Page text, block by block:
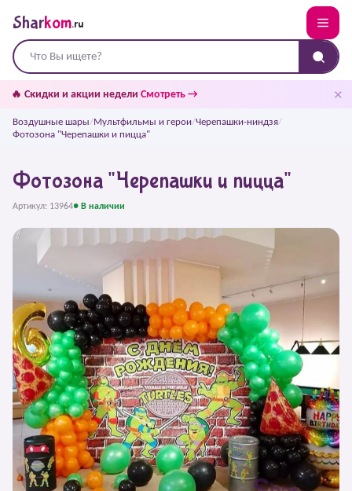
Sharkom.ru
🔥 Скидки и акции недели Смотреть → ✕
Воздушные шары/Мультфильмы и герои/Черепашки-ниндзя/
Фотозона "Черепашки и пицца"
Фотозона "Черепашки и пицца"
Артикул: 13964● В наличии